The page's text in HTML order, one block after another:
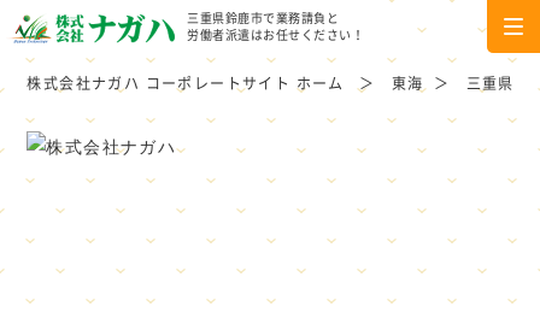
三重県鈴鹿市で業務請負と
労働者派遣はお任せください！
株式会社ナガハ コーポレートサイト ホーム 東海 三重県